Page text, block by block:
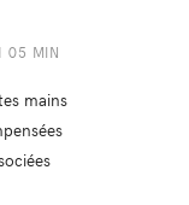
05 MIN
mains